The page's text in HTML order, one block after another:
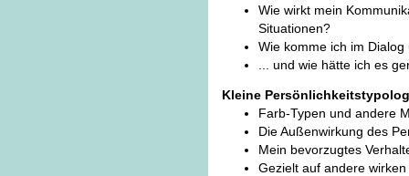
Wie wirkt mein
Situationen?
Wie komme ich im
... und wie hätte ich es
Kleine
Farb-Typen und andere
Die Außenwirkung des
Mein bevorzugtes
Gezielt auf andere wirken